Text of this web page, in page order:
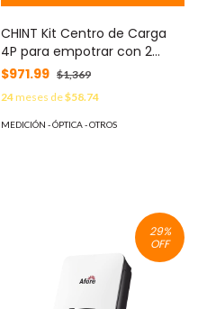
CHINT Kit Centro de Carga
4P para empotrar con 2
Interruptores Térmicos de 2
Polos, 20Amp 120/240Vca
10kA. MOD: KITC2Q420E
$971.99 $1,369
24meses de$58.74
MEDICIÓN - ÓPTICA - OTROS
29%
OFF